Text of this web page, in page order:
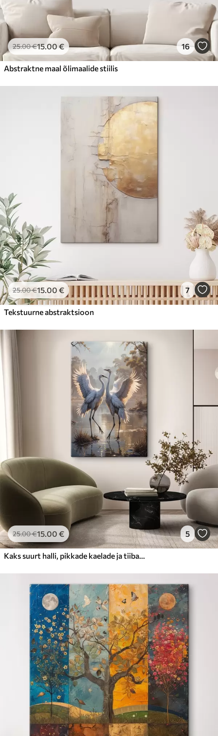
25.00€15.00€ 16
Abstraktne maal õlimaalide stiilis
25.00€15.00 € 7
Tekstuurne abstraktsioon
25.00€15.00 € 5
Kaks suurt halli, pikkade kaelade ja tiibadega kraanat, mis seisavad puudest ümbritsetud udujärves